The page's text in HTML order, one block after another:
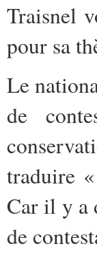
Traisnel
pour sa
Le
de
traduire
Car il y a
de